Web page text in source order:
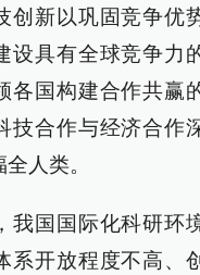
创新以巩固竞争优
设具有全球竞争力
各国构建合作共赢
技合作与经济合作
人类。
我国国际化科研环
系开放程度不高、